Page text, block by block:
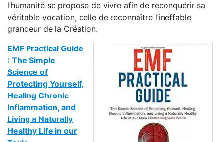
l’humanité se propose de vivre afin de reconquérir sa
véritable vocation, celle de reconnaître l’ineffable
grandeur de la Création.
EMF Practical Guide
: The Simple
Science of
Protecting Yourself,
Healing Chronic
Inflammation, and
Living a Naturally
Healthy Life in our